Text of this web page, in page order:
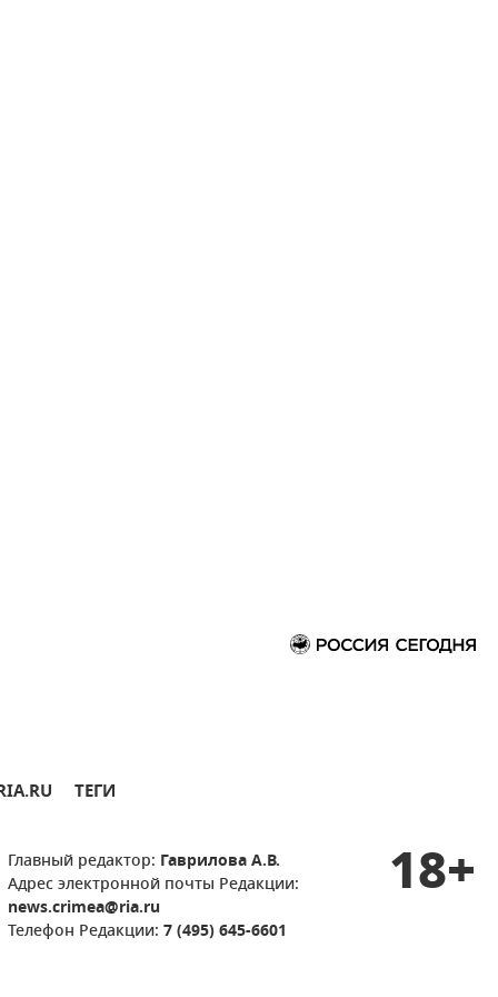
ТЕГИ
Главный редактор: Гаврилова А.В.
Адрес электронной почты Редакции:
news.crimea@ria.ru
Телефон Редакции: 7 (495) 645-6601
18+